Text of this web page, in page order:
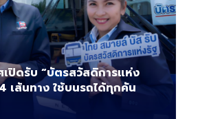
เปิดรับ “บัตรสวัสดิการแห่ง
เส้นทาง ใช้บนรถได้ทุกคัน